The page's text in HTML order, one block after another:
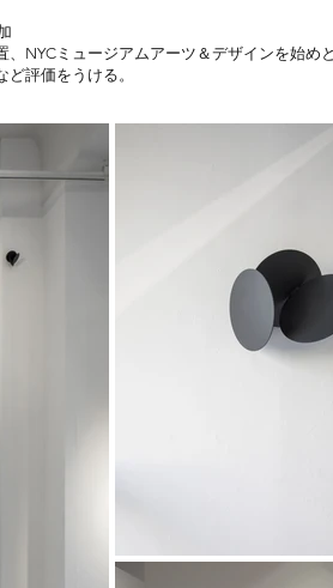
NYCミュージアムアーツ＆デザインを始め
評価をうける。